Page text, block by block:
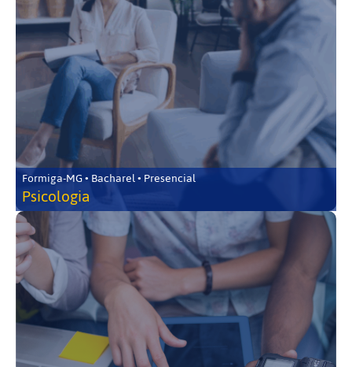
Formiga-MG • Bacharel • Presencial
Psicologia